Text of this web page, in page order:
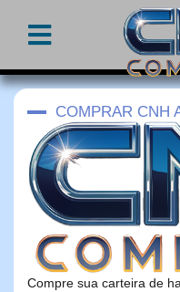
COMPRAR CNH
Compre sua carteira de